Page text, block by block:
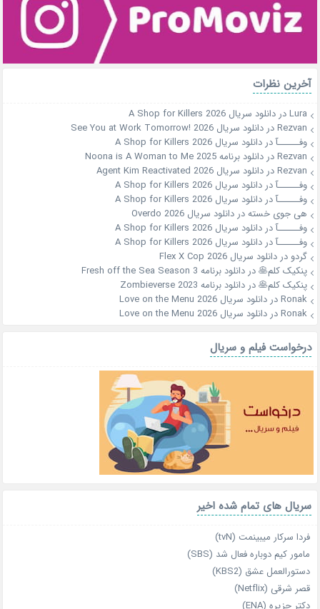
آخرین نظرات
Luraدردانلود سریال A Shop for Killers 2026
Rezvanدردانلود سریال See You at Work Tomorrow! 2026
وفــــــآدردانلود سریال A Shop for Killers 2026
Rezvanدردانلود برنامه Noona is A Woman to Me 2025
Rezvanدردانلود سریال Agent Kim Reactivated 2026
وفــــــآدردانلود سریال A Shop for Killers 2026
وفــــــآدردانلود سریال A Shop for Killers 2026
هی جوی خستهدردانلود سریال Overdo 2026
وفــــــآدردانلود سریال A Shop for Killers 2026
وفــــــآدردانلود سریال A Shop for Killers 2026
گردو دردانلود سریال Flex X Cop 2026
پنکیک کلم🥞دردانلود برنامه Fresh off the Sea Season 3
پنکیک کلم🥞دردانلود برنامه Zombieverse 2023
Ronakدردانلود سریال Love on the Menu 2026
Ronakدردانلود سریال Love on the Menu 2026
درخواست فیلم و سریال
سریال های تمام شده اخیر
فردا سرکار میبینمت (tvN)
مامور کیم دوباره فعال شد (SBS)
دستورالعمل عشق (KBS2)
قصر شرقی (Netflix)
دکتر جزیره (ENA)